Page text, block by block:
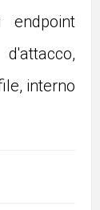
endpoint
interno